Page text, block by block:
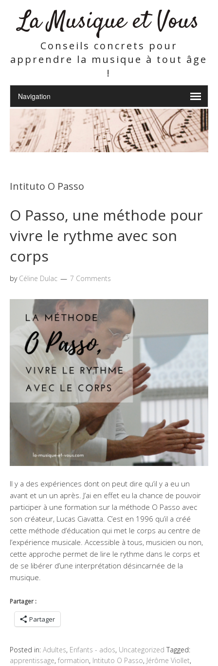
La Musique et Vous
Conseils concrets pour
apprendre la musique à tout âge
!
Intituto O Passo
O Passo, une méthode pour
vivre le rythme avec son
corps
by Céline Dulac 7 Comments
Il y a des expériences dont on peut dire qu’il y a eu un
avant et un un après. J’ai en effet eu la chance de pouvoir
participer à une formation sur la méthode O Passo avec
son créateur, Lucas Ciavatta. C’est en 1996 qu’il a créé
cette méthode d’éducation qui met le corps au centre de
l’expérience musicale. Accessible à tous, musicien ou non,
cette approche permet de lire le rythme dans le corps et
de se libérer d’une interprétation désincarnée de la
musique.
Partager :
Partager
Posted in: Adultes, Enfants - ados, Uncategorized Tagged:
apprentissage, formation, Intituto O Passo, Jérôme Viollet,